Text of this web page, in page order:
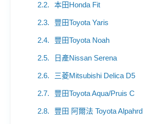
本田Honda Fit
豐田Toyota Yaris
豐田Toyota Noah
日產Nissan Serena
三菱Mitsubishi Delica D5
豐田Toyota Aqua/Pruis C
豐田 阿爾法 Toyota Alpahrd